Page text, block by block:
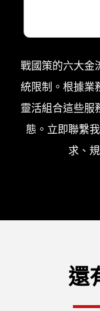
戰國策的六大金
統限制。根據業
靈活組合這些服
態。立即聯繫
求、
還